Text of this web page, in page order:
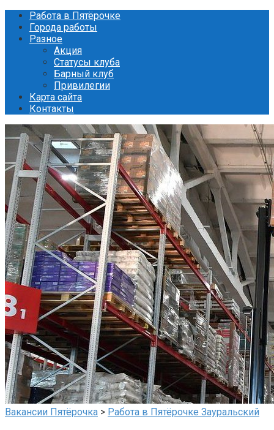
Перейти
контенту
Работа в Пятёрочке
Города работы
Разное
Акция
Статусы клуба
Барный клуб
Привилегии
Карта сайта
Контакты
Вакансии Пятёрочка > Работа в Пятёрочке Зауральский